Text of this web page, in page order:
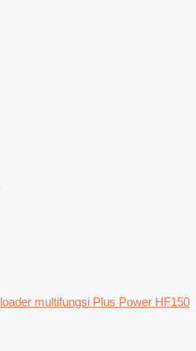
loader multifungsi Plus Power HF150